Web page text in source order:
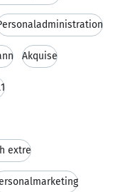
Akquise
extre